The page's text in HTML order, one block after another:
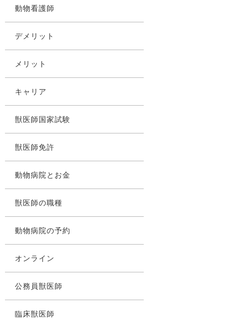
動物看護師
デメリット
メリット
キャリア
獣医師国家試験
獣医師免許
動物病院とお金
獣医師の職種
動物病院の予約
オンライン
公務員獣医師
臨床獣医師